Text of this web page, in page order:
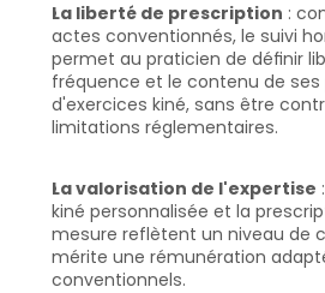
La liberté de prescription :
actes conventionnés, le suivi
permet au praticien de définir
fréquence et le contenu de
d'exercices kiné, sans être
limitations réglementaires.
La valorisation de l'expertise
kiné personnalisée et la
mesure reflètent un niveau de
mérite une rémunération
conventionnels.